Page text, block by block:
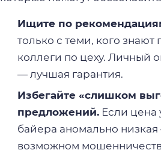
Ищите по
только с теми, кого
коллеги по цеху. Личный
— лучшая гарантия.
Избегайте «слишком
предложений.Если цена
байера аномально низкая
возможном